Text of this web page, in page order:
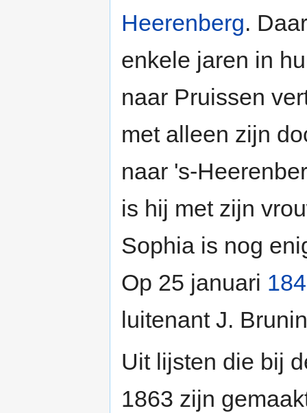
Heerenberg.
enkele jaren in
naar Pruissen
met alleen zijn
naar 's-
is hij met zijn
Sophia is nog
Op 25 januari
luitenant J.
Uit lijsten die bij
1863 zijn